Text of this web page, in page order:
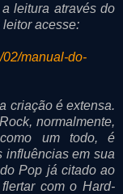
leitura através do
acesse:
manual-do-
criação é extensa.
normalmente,
um todo, é
influências em sua
Pop já citado ao
com o Hard-